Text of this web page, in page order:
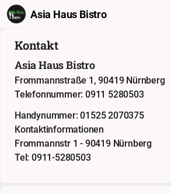
Asia Haus Bistro
Kontakt
Asia Haus Bistro
Frommannstraße 1, 90419 Nürnberg
Telefonnummer: 0911 5280503
Handynummer: 01525 2070375
Kontaktinformationen
Frommannstr 1 - 90419 Nürnberg
Tel: 0911-5280503